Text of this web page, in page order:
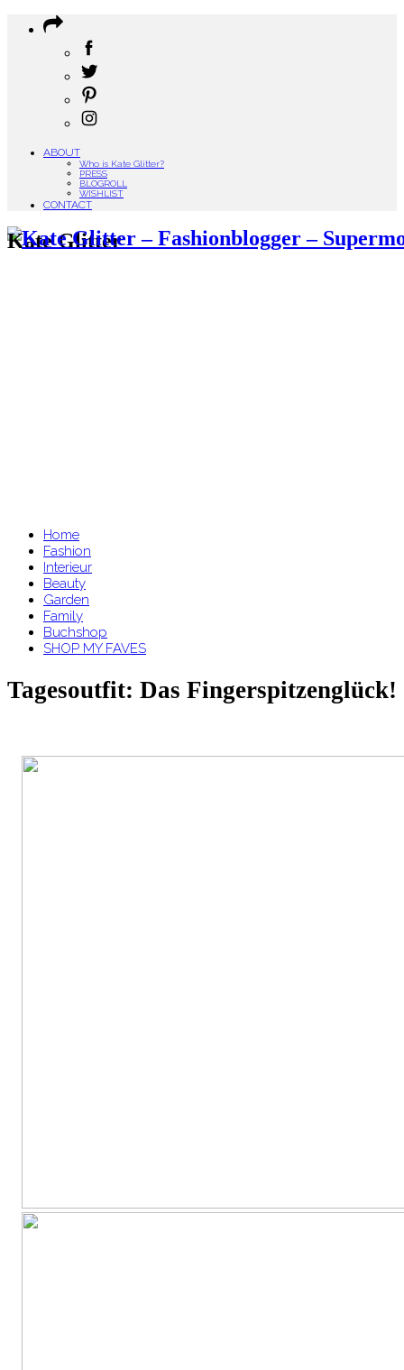
ABOUT
Who is Kate Glitter?
PRESS
BLOGROLL
WISHLIST
CONTACT
Kate Glitter
Home
Fashion
Interieur
Beauty
Garden
Family
Buchshop
SHOP MY FAVES
Tagesoutfit: Das Fingerspitzenglück!